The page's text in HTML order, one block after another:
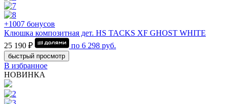
+1007 бонусов
Клюшка композитная дет. HS TACKS XF GHOST WHITE
25 190 ₽
по 6 298 руб.
быстрый просмотр
В избранное
НОВИНКА